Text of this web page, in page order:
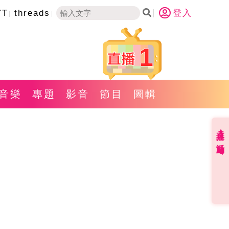
threads 登入
1
樂 專題 影音 節目 圖輯
直播✦活動